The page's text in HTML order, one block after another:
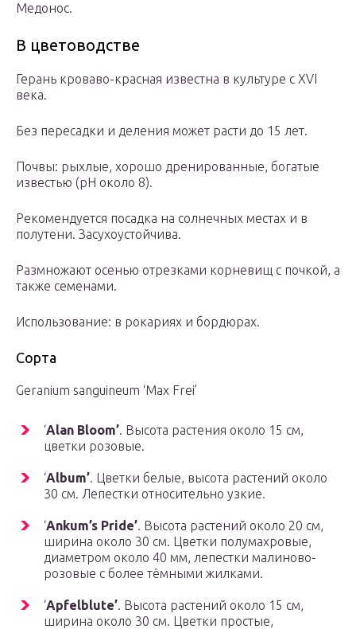
Медонос.
В цветоводстве
Герань кроваво-красная известна в культуре с XVI
века.
Без пересадки и деления может расти до 15 лет.
Почвы: рыхлые, хорошо дренированные, богатые
известью (pH около 8).
Рекомендуется посадка на солнечных местах и в
полутени. Засухоустойчива.
Размножают осенью отрезками корневищ с почкой, а
также семенами.
Использование: в рокариях и бордюрах.
Сорта
Geranium sanguineum ‘Max Frei’
‘Alan Bloom’. Высота растения около 15 см,
цветки розовые.
‘Album’. Цветки белые, высота растений около
30 см. Лепестки относительно узкие.
‘Ankum’s Pride’. Высота растений около 20 см,
ширина около 30 см. Цветки полумахровые,
диаметром около 40 мм, лепестки малиново-
розовые с более тёмными жилками.
‘Apfelblute’. Высота растений около 15 см,
ширина около 30 см. Цветки простые,